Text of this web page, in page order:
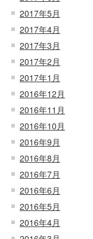
2017年5月
2017年4月
2017年3月
2017年2月
2017年1月
2016年12月
2016年11月
2016年10月
2016年9月
2016年8月
2016年7月
2016年6月
2016年5月
2016年4月